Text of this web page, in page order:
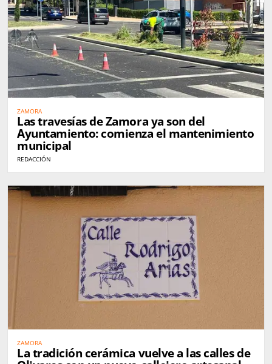
ZAMORA
Las travesías de Zamora ya son del
Ayuntamiento: comienza el mantenimiento
municipal
REDACCIÓN
ZAMORA
La tradición cerámica vuelve a las calles de